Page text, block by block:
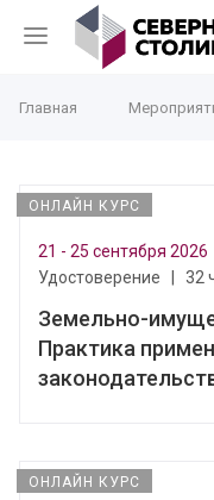
Главная
ОНЛАЙН КУРС
21 - 25 сентября 2026
Удостоверение
32
Земельно-
Практика
ОНЛАЙН КУРС